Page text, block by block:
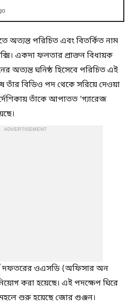
অত্যন্ত পরিচিত এবং বিতর্কিত নাম
একদা ফলতার প্রাক্তন বিধায়ক
অত্যন্ত ঘনিষ্ঠ হিসেবে পরিচিত এই
বিডিও পদ থেকে সরিয়ে দেওয়া
তাঁকে আপাতত 'গ্যারেজ
ADVERTISEMENT
দফতরের ওএসডি (অফিসার অন
করা হয়েছে। এই পদক্ষেপ ঘিরে
শুরু হয়েছে জোর গুঞ্জন।